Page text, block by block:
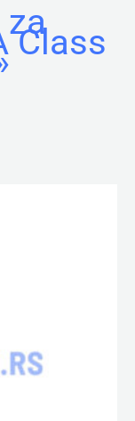
za
Class